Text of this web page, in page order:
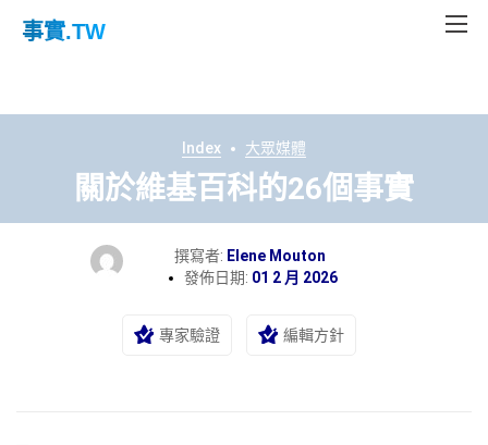
事實.TW
Index 大眾媒體
關於維基百科的26個事實
撰寫者: Elene Mouton
發佈日期: 01 2 月 2026
專家驗證 編輯方針